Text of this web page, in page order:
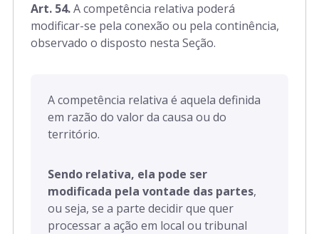
Art. 54.A competência relativa poderá
modificar-se pela conexão ou pela continência,
observado o disposto nesta Seção.
A competência relativa é aquela definida
em razão do valor da causa ou do
território.
Sendo relativa, ela pode ser
modificada pela vontade das partes,
ou seja, se a parte decidir que quer
processar a ação em local ou tribunal